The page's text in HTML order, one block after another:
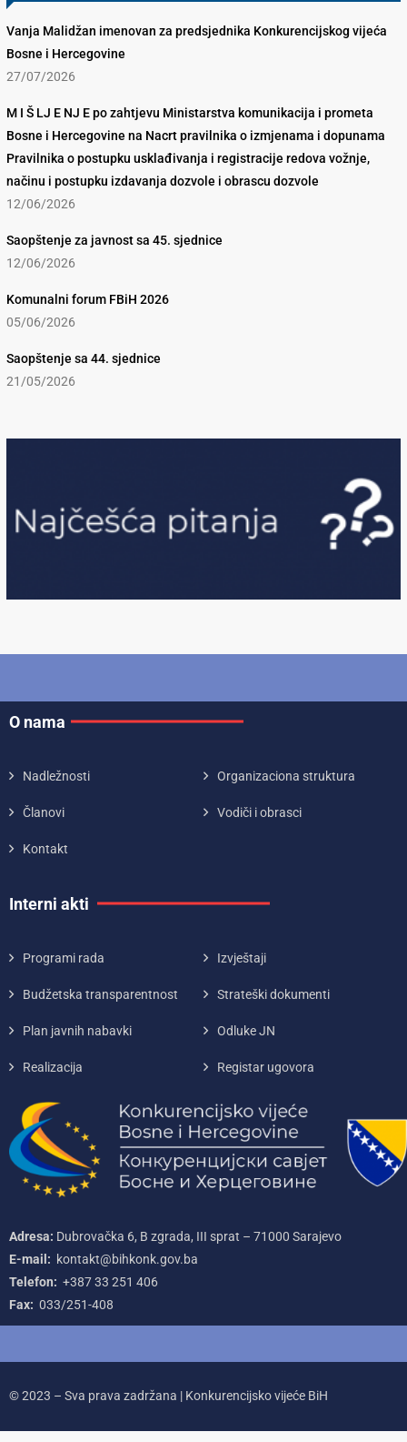
Vanja Malidžan imenovan za predsjednika Konkurencijskog vijeća
Bosne i Hercegovine
27/07/2026
M I Š LJ E NJ E po zahtjevu Ministarstva komunikacija i prometa
Bosne i Hercegovine na Nacrt pravilnika o izmjenama i dopunama
Pravilnika o postupku usklađivanja i registracije redova vožnje,
načinu i postupku izdavanja dozvole i obrascu dozvole
12/06/2026
Saopštenje za javnost sa 45. sjednice
12/06/2026
Komunalni forum FBiH 2026
05/06/2026
Saopštenje sa 44. sjednice
21/05/2026
O nama
Nadležnosti Organizaciona struktura
Članovi Vodiči i obrasci
Kontakt
Interni akti
Programi rada Izvještaji
Budžetska transparentnost Strateški dokumenti
Plan javnih nabavki Odluke JN
Realizacija Registar ugovora
Adresa: Dubrovačka 6, B zgrada, III sprat – 71000‌ Sarajevo
E-mail: kontakt@bihkonk.gov.ba
Telefon: +387‌ 33‌ 251‌ 406
Fax: 033/251-408
© 2023 – Sva prava zadržana | Konkurencijsko vijeće BiH